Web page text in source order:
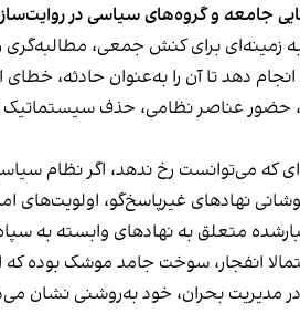
جامعه و گروه‌های سیاسی در
به زمینه‌ای برای کنش جمعی،
دهد تا آن را به‌عنوان حادثه‌،
حضور عناصر نظامی، حذف
که می‌توانست رخ ندهد، اگر نظام
نهادهای غیرپاسخ‌گو، اولویت‌های
متعلق به نهادهای وابسته به
انفجار، سوخت جامد موشک بوده
مدیریت بحران، خود به‌روشنی نشان